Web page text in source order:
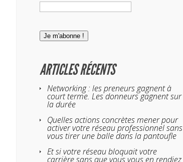
ARTICLES RÉCENTS
Networking : les preneurs gagnent à
court terme. Les donneurs gagnent sur
la durée
Quelles actions concrètes mener pour
activer votre réseau professionnel sans
vous tirer une balle dans la pantoufle
Et si votre réseau bloquait votre
carrière sans que vous vous en rendiez